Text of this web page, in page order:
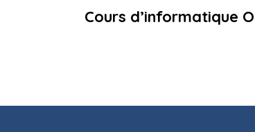
Cours d’informatique